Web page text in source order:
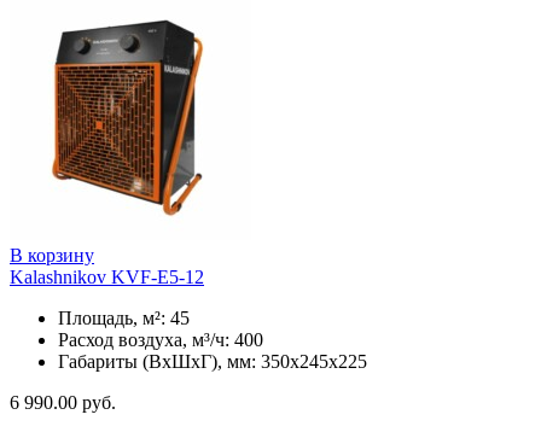
В корзину
Kalashnikov KVF-E5-12
Площадь, м²: 45
Расход воздуха, м³/ч: 400
Габариты (ВхШхГ), мм: 350x245x225
6 990.00 руб.